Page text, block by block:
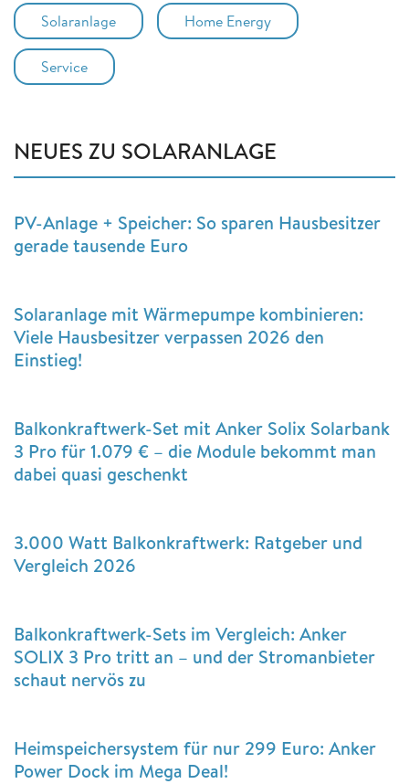
Solaranlage Home Energy
Service
NEUES ZU SOLARANLAGE
PV-Anlage + Speicher: So sparen Hausbesitzer
gerade tausende Euro
Solaranlage mit Wärmepumpe kombinieren:
Viele Hausbesitzer verpassen 2026 den
Einstieg!
Balkonkraftwerk-Set mit Anker Solix Solarbank
3 Pro für 1.079 € – die Module bekommt man
dabei quasi geschenkt
3.000 Watt Balkonkraftwerk: Ratgeber und
Vergleich 2026
Balkonkraftwerk-Sets im Vergleich: Anker
SOLIX 3 Pro tritt an – und der Stromanbieter
schaut nervös zu
Heimspeichersystem für nur 299 Euro: Anker
Power Dock im Mega Deal!